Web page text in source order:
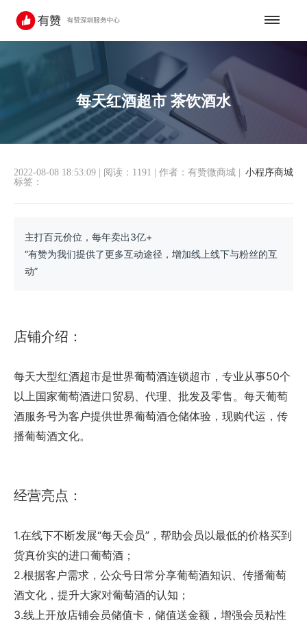
每天红酒超市 茶饮酒水
小程序商城
2022-08-08 18:53:09 阅读：1191 作者：有赞微商城
标签：
主打百元价位，每年卖出3亿+
“有赞为我们提供了更多互动途径，增加线上线下与粉丝的互
动”
店铺介绍：
每天大型红酒超市是世界葡萄酒连锁超市，专业从事50个
以上国家葡萄酒进口贸易、代理、批发及零售。每天葡萄
酒服务号为客户提供世界葡萄酒仓储体验，现购代运，传
播葡萄酒文化。
经营亮点：
1.在线下不断发展“每天会员”，帮助会员以最低的价格买到
货真价实的进口葡萄酒；
2.根据客户需求，公众号日常分享葡萄酒知识、传播葡萄
酒文化，提升大家对葡萄酒的认知；
3.线上开放店铺会员储值卡，储值送金额，增强会员粘性